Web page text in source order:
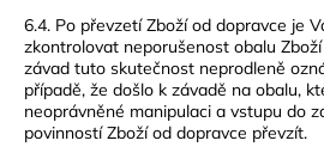
6.4. Po převzetí Zboží od dopravce je
zkontrolovat neporušenost obalu
závad tuto skutečnost neprodleně
případě, že došlo k závadě na obalu,
neoprávněné manipulaci a vstupu do
povinností Zboží od dopravce převzít.